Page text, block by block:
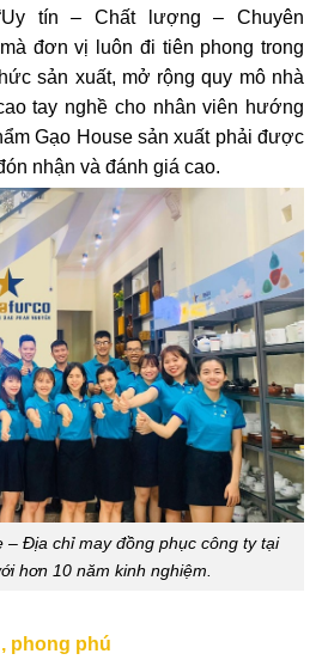
tín – Chất lượng – Chuyên
đơn vị luôn đi tiên phong trong
sản xuất, mở rộng quy mô nhà
tay nghề cho nhân viên hướng
Gạo House sản xuất phải được
nhận và đánh giá cao.
– Địa chỉ may đồng phục công ty tại
hơn 10 năm kinh nghiệm.
phong phú